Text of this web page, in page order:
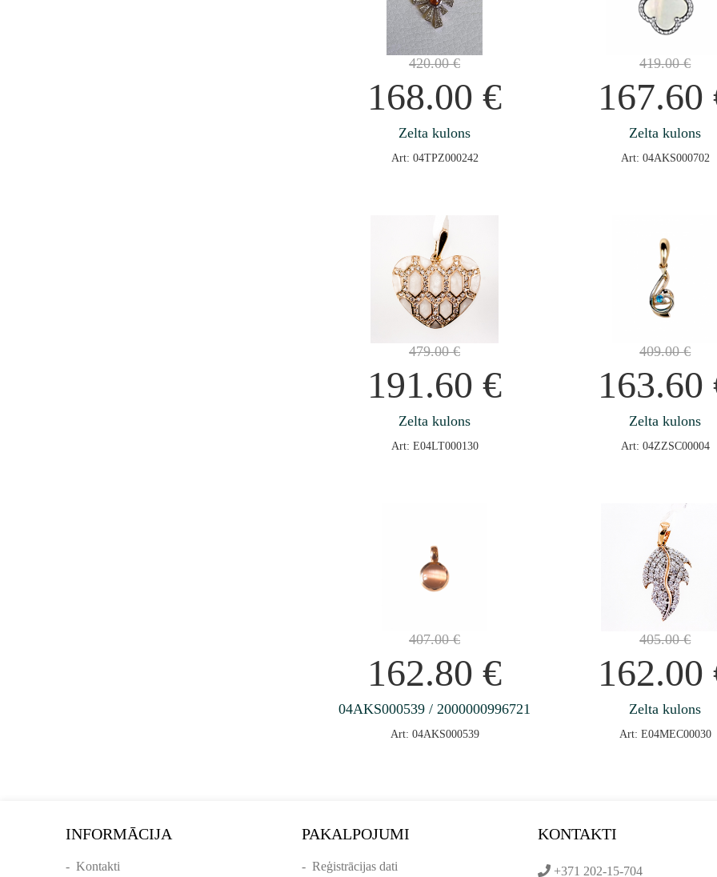
420.00€
168.00€
Zelta kulons
Art: 04TPZ000242
419.00€
167.60
Zelta kulons
Art: 04AKS000702
479.00€
191.60€
Zelta kulons
Art: E04LT000130
409.00€
163.60
Zelta kulons
Art: 04ZZSC00004
407.00€
162.80€
04AKS000539 / 2000000996721
Art: 04AKS000539
405.00€
162.00
Zelta kulons
Art: E04MEC00030
INFORMĀCIJA
- Kontakti
PAKALPOJUMI
- Reģistrācijas dati
KONTAKTI
+371 202-15-704